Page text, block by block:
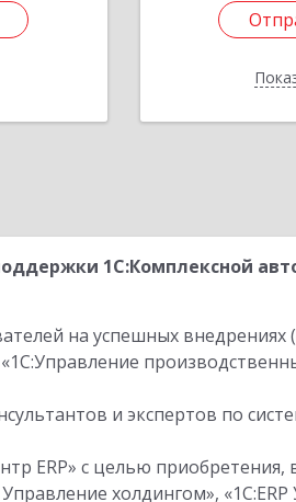
1С:Комплексной
на успешных
и экспертов по
ERP» с целью приобретения,
холдингом»,